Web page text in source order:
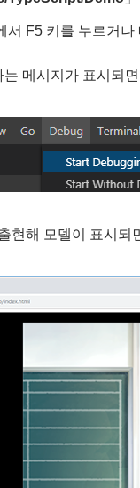
서 F5 키를 누르거
메시지가 표시되
현해 모델이 표시되